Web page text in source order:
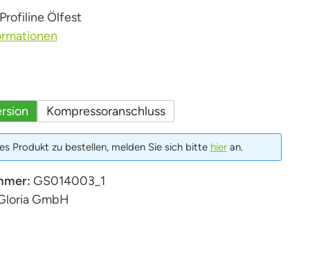
Ölfest
Kompressoranschluss
Produkt zu bestellen, melden Sie sich bitte hieran.
GS014003_1
GmbH